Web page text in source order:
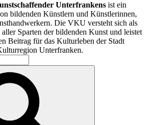
Unterfrankens ist ein
bildenden Künstlern und Künstlerinnen,
Die VKU versteht sich als
aller Sparten der bildenden Kunst und leistet
Beitrag für das Kulturleben der Stadt
Unterfranken.